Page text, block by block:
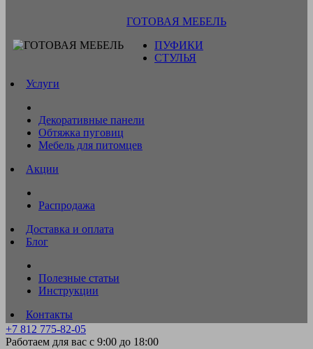
ГОТОВАЯ МЕБЕЛЬ
ПУФИКИ
СТУЛЬЯ
Услуги
Декоративные панели
Обтяжка пуговиц
Мебель для питомцев
Акции
Распродажа
Доставка и оплата
Блог
Полезные статьи
Инструкции
Контакты
+7 812 775-82-05
Работаем для вас с 9:00 до 18:00